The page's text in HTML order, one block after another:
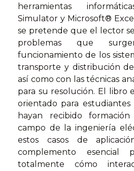
herramientas
Simulator y Microsoft®
se pretende que el lector
problemas que
funcionamiento de los
transporte y distribución
así como con las técnicas
para su resolución. El libro
orientado para
hayan recibido
campo de la ingeniería
estos casos de
complemento esencial
totalmente cómo